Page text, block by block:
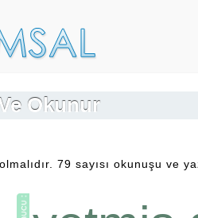
Ve Okunur
olmalıdır. 79 sayısı okunuşu ve